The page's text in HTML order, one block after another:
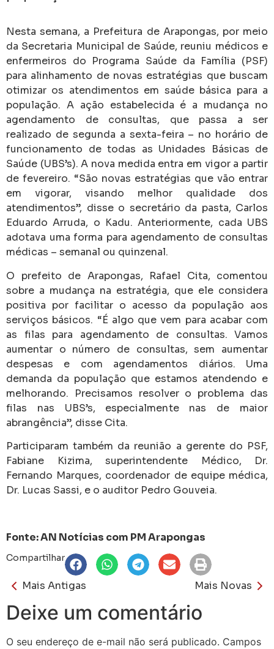
Nesta semana, a Prefeitura de Arapongas, por meio
da Secretaria Municipal de Saúde, reuniu médicos e
enfermeiros do Programa Saúde da Família (PSF)
para alinhamento de novas estratégias que buscam
otimizar os atendimentos em saúde básica para a
população. A ação estabelecida é a mudança no
agendamento de consultas, que passa a ser
realizado de segunda a sexta-feira – no horário de
funcionamento de todas as Unidades Básicas de
Saúde (UBS’s). A nova medida entra em vigor a partir
de fevereiro. “São novas estratégias que vão entrar
em vigorar, visando melhor qualidade dos
atendimentos”, disse o secretário da pasta, Carlos
Eduardo Arruda, o Kadu. Anteriormente, cada UBS
adotava uma forma para agendamento de consultas
médicas – semanal ou quinzenal.
O prefeito de Arapongas, Rafael Cita, comentou
sobre a mudança na estratégia, que ele considera
positiva por facilitar o acesso da população aos
serviços básicos. “É algo que vem para acabar com
as filas para agendamento de consultas. Vamos
aumentar o número de consultas, sem aumentar
despesas e com agendamentos diários. Uma
demanda da população que estamos atendendo e
melhorando. Precisamos resolver o problema das
filas nas UBS’s, especialmente nas de maior
abrangência”, disse Cita.
Participaram também da reunião a gerente do PSF,
Fabiane Kizima, superintendente Médico, Dr.
Fernando Marques, coordenador de equipe médica,
Dr. Lucas Sassi, e o auditor Pedro Gouveia.
Fonte: AN Notícias com PM Arapongas
Compartilhar
Mais Antigas Mais Novas
Deixe um comentário
O seu endereço de e-mail não será publicado. Campos